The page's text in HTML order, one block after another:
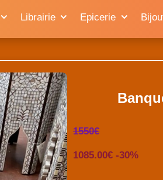
Librairie Epicerie
1550€
1085.00€ -30%